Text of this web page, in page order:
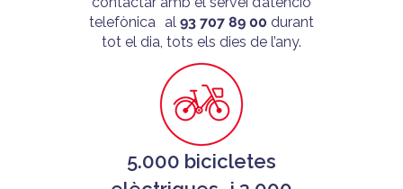
telefònica al 93 707 89 00 durant
tot el dia, tots els dies de l’any.
5.000 bicicletes